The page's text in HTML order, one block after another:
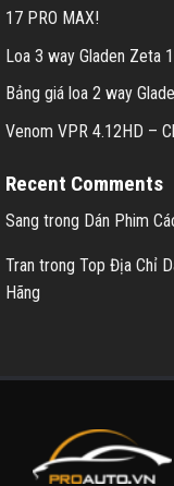
17 PRO MAX!
Loa 3 way Gladen Zeta
Bảng giá loa 2 way
Venom VPR 4.12HD –
Recent Comments
Sang trong Dán Phim
Tran trong Top Địa Chỉ
Hãng